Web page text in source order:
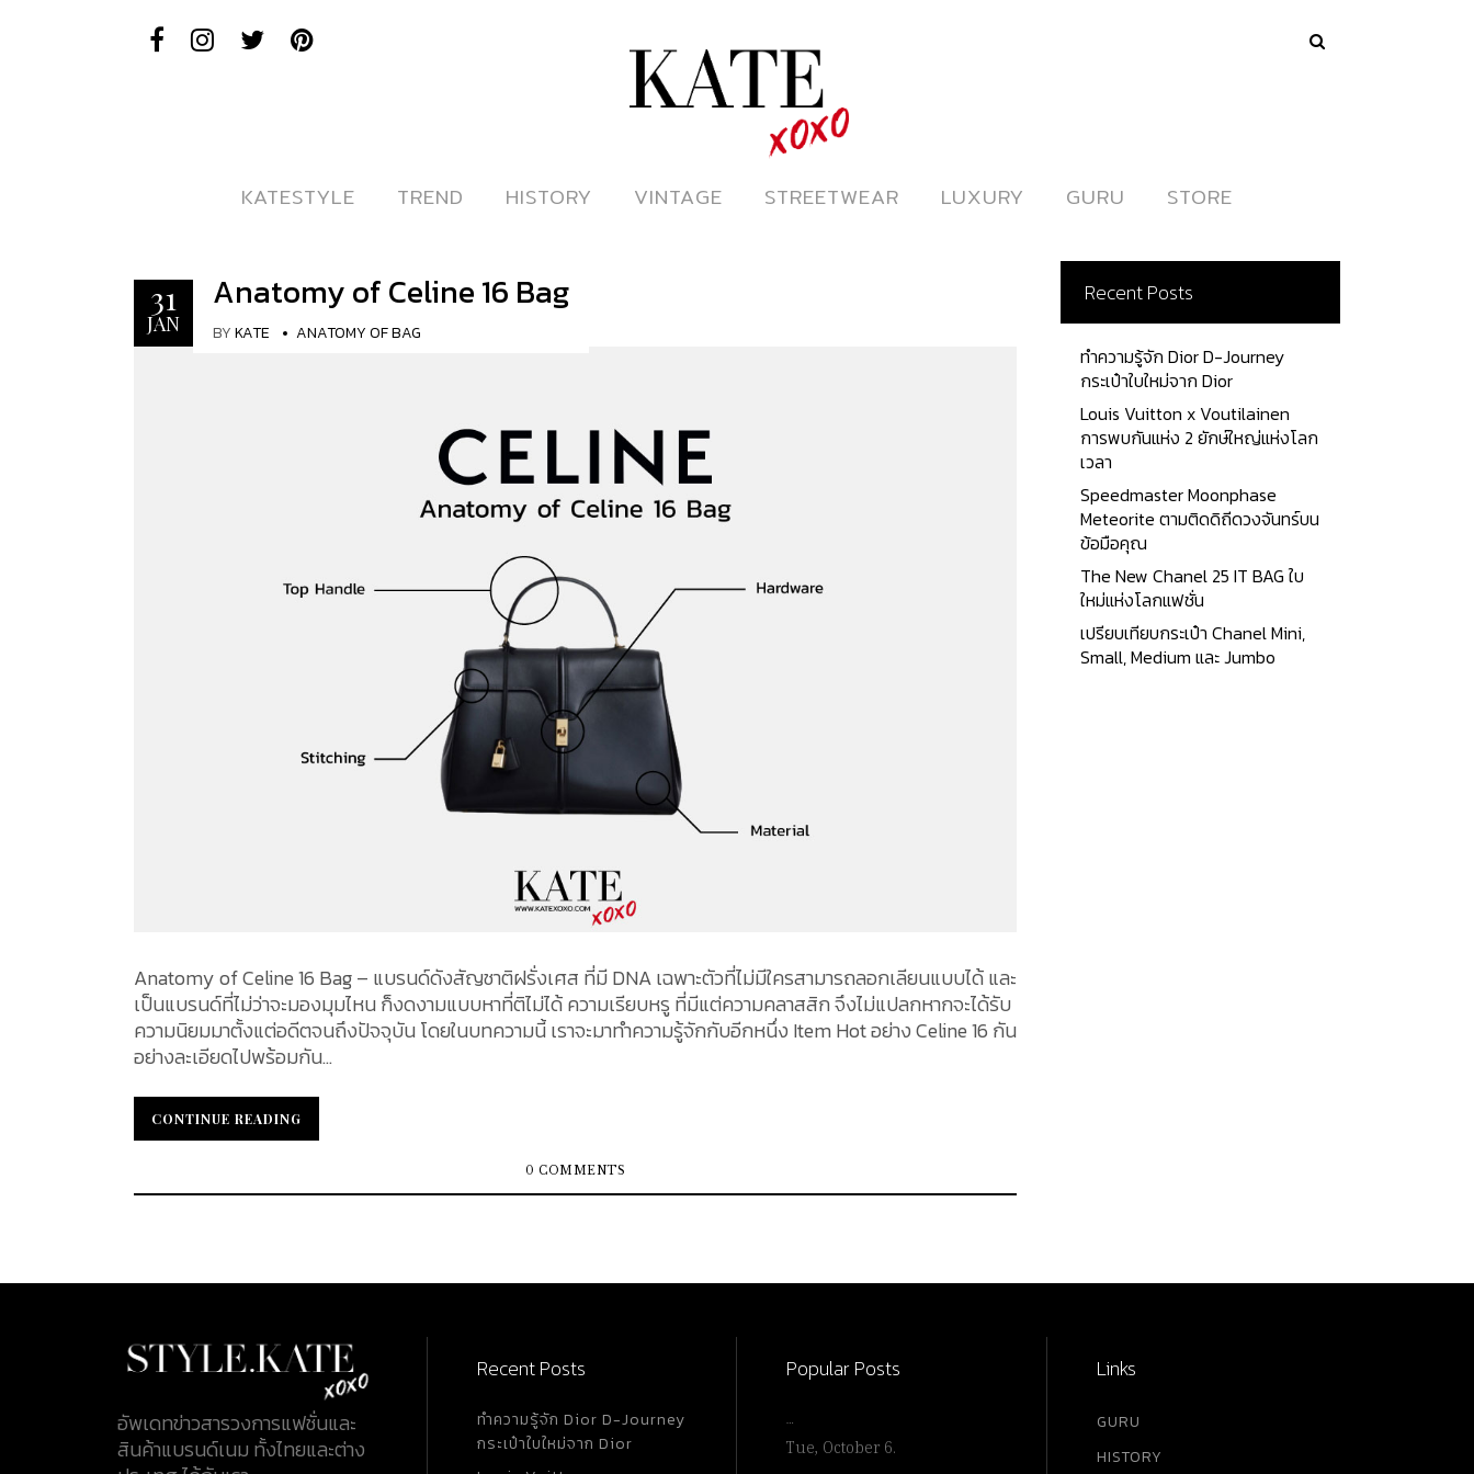
ดูหนังออนไลน์
KATESTYLE
KATESTYLE TREND
TREND HISTORY
HISTORY VINTAGE
VINTAGE STREETWEAR
STREETWEAR LUXURY
LUXURY GURU
GURU STORE
STORE
31
JAN
Anatomy of Celine 16 Bag
BYKATE ANATOMY OF BAG
Anatomy of Celine 16 Bag – แบรนด์ดังสัญชาติฝรั่งเศส ที่มี DNA เฉพาะตัวที่ไม่มีใครสามารถลอกเลียนแบบได้ และ
เป็นแบรนด์ที่ไม่ว่าจะมองมุมไหน ก็งดงามแบบหาที่ติไม่ได้ ความเรียบหรู ที่มีแต่ความคลาสสิก จึงไม่แปลกหากจะได้รับ
ความนิยมมาตั้งแต่อดีตจนถึงปัจจุบัน โดยในบทความนี้ เราจะมาทำความรู้จักกับอีกหนึ่ง Item Hot อย่าง Celine 16 กัน
อย่างละเอียดไปพร้อมกัน...
CONTINUE READING
CONTINUE READING
0 COMMENTS
Recent Posts
ทำความรู้จัก Dior D-Journey
กระเป๋าใบใหม่จาก Dior
Louis Vuitton x Voutilainen
การพบกันแห่ง 2 ยักษ์ใหญ่แห่งโลก
เวลา
Speedmaster Moonphase
Meteorite ตามติดดิถีดวงจันทร์บน
ข้อมือคุณ
The New Chanel 25 IT BAG ใบ
ใหม่แห่งโลกแฟชั่น
เปรียบเทียบกระเป๋า Chanel Mini,
Small, Medium และ Jumbo
อัพเดทข่าวสารวงการแฟชั่นและ
สินค้าแบรนด์เนม ทั้งไทยและต่าง
Recent Posts
ทำความรู้จัก Dior D-Journey
กระเป๋าใบใหม่จาก Dior
Popular Posts
…
Tue, October 6.
Links
GURU
HISTORY